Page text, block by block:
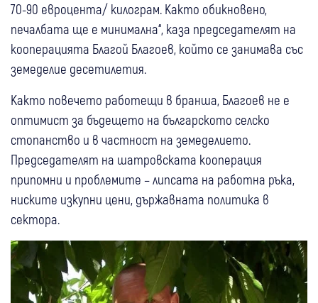
70-90 евроцента/ килограм. Както обикновено,
печалбата ще е минимална“, каза председателят на
кооперацията Благой Благоев, който се занимава със
земеделие десетилетия.
Както повечето работещи в бранша, Благоев не е
оптимист за бъдещето на българското селско
стопанство и в частност на земеделието.
Председателят на шатровската кооперация
припомни и проблемите – липсата на работна ръка,
ниските изкупни цени, държавната политика в
сектора.